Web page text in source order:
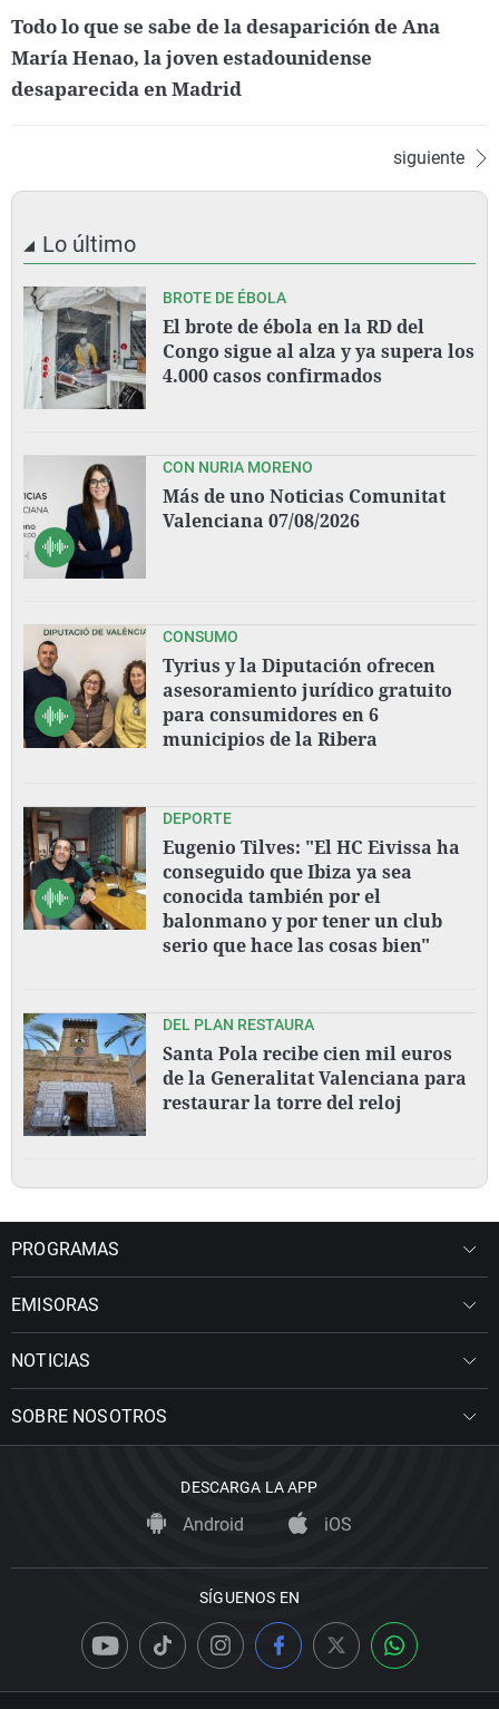
Todo lo que se sabe de la desaparición de Ana
María Henao, la joven estadounidense
desaparecida en Madrid
siguiente
Lo último
BROTE DE ÉBOLA
El brote de ébola en la RD del
Congo sigue al alza y ya supera los
4.000 casos confirmados
CON NURIA MORENO
Más de uno Noticias Comunitat
Valenciana 07/08/2026
CONSUMO
Tyrius y la Diputación ofrecen
asesoramiento jurídico gratuito
para consumidores en 6
municipios de la Ribera
DEPORTE
Eugenio Tilves: "El HC Eivissa ha
conseguido que Ibiza ya sea
conocida también por el
balonmano y por tener un club
serio que hace las cosas bien"
DEL PLAN RESTAURA
Santa Pola recibe cien mil euros
de la Generalitat Valenciana para
restaurar la torre del reloj
PROGRAMAS
EMISORAS
NOTICIAS
SOBRE NOSOTROS
DESCARGA LA APP
Android iOS
SÍGUENOS EN